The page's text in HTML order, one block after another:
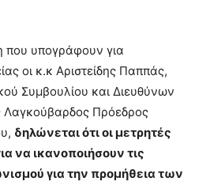
που υπογράφουν για
οι κ.κ Αριστείδης Παππάς,
Συμβουλίου και Διευθύνων
Λαγκούβαρδος Πρόεδρος
δηλώνεται ότι οι μετρητές
να ικανοποιήσουν τις
για την προμήθεια των